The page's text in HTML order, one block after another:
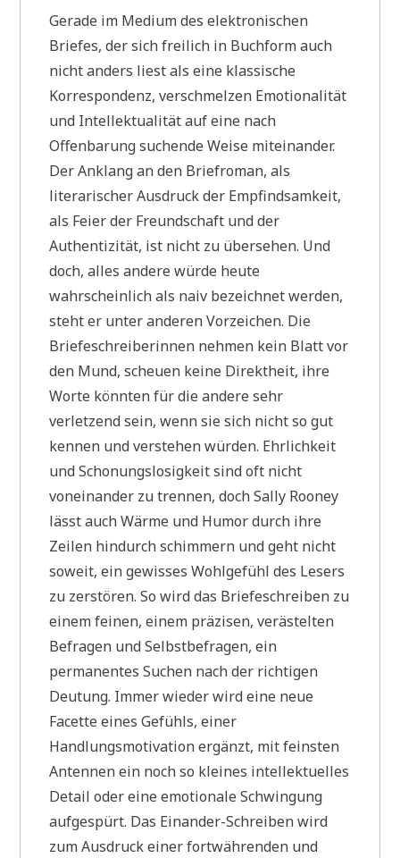
Gerade im Medium des elektronischen
Briefes, der sich freilich in Buchform auch
nicht anders liest als eine klassische
Korrespondenz, verschmelzen Emotionalität
und Intellektualität auf eine nach
Offenbarung suchende Weise miteinander.
Der Anklang an den Briefroman, als
literarischer Ausdruck der Empfindsamkeit,
als Feier der Freundschaft und der
Authentizität, ist nicht zu übersehen. Und
doch, alles andere würde heute
wahrscheinlich als naiv bezeichnet werden,
steht er unter anderen Vorzeichen. Die
Briefeschreiberinnen nehmen kein Blatt vor
den Mund, scheuen keine Direktheit, ihre
Worte könnten für die andere sehr
verletzend sein, wenn sie sich nicht so gut
kennen und verstehen würden. Ehrlichkeit
und Schonungslosigkeit sind oft nicht
voneinander zu trennen, doch Sally Rooney
lässt auch Wärme und Humor durch ihre
Zeilen hindurch schimmern und geht nicht
soweit, ein gewisses Wohlgefühl des Lesers
zu zerstören. So wird das Briefeschreiben zu
einem feinen, einem präzisen, verästelten
Befragen und Selbstbefragen, ein
permanentes Suchen nach der richtigen
Deutung. Immer wieder wird eine neue
Facette eines Gefühls, einer
Handlungsmotivation ergänzt, mit feinsten
Antennen ein noch so kleines intellektuelles
Detail oder eine emotionale Schwingung
aufgespürt. Das Einander-Schreiben wird
zum Ausdruck einer fortwährenden und